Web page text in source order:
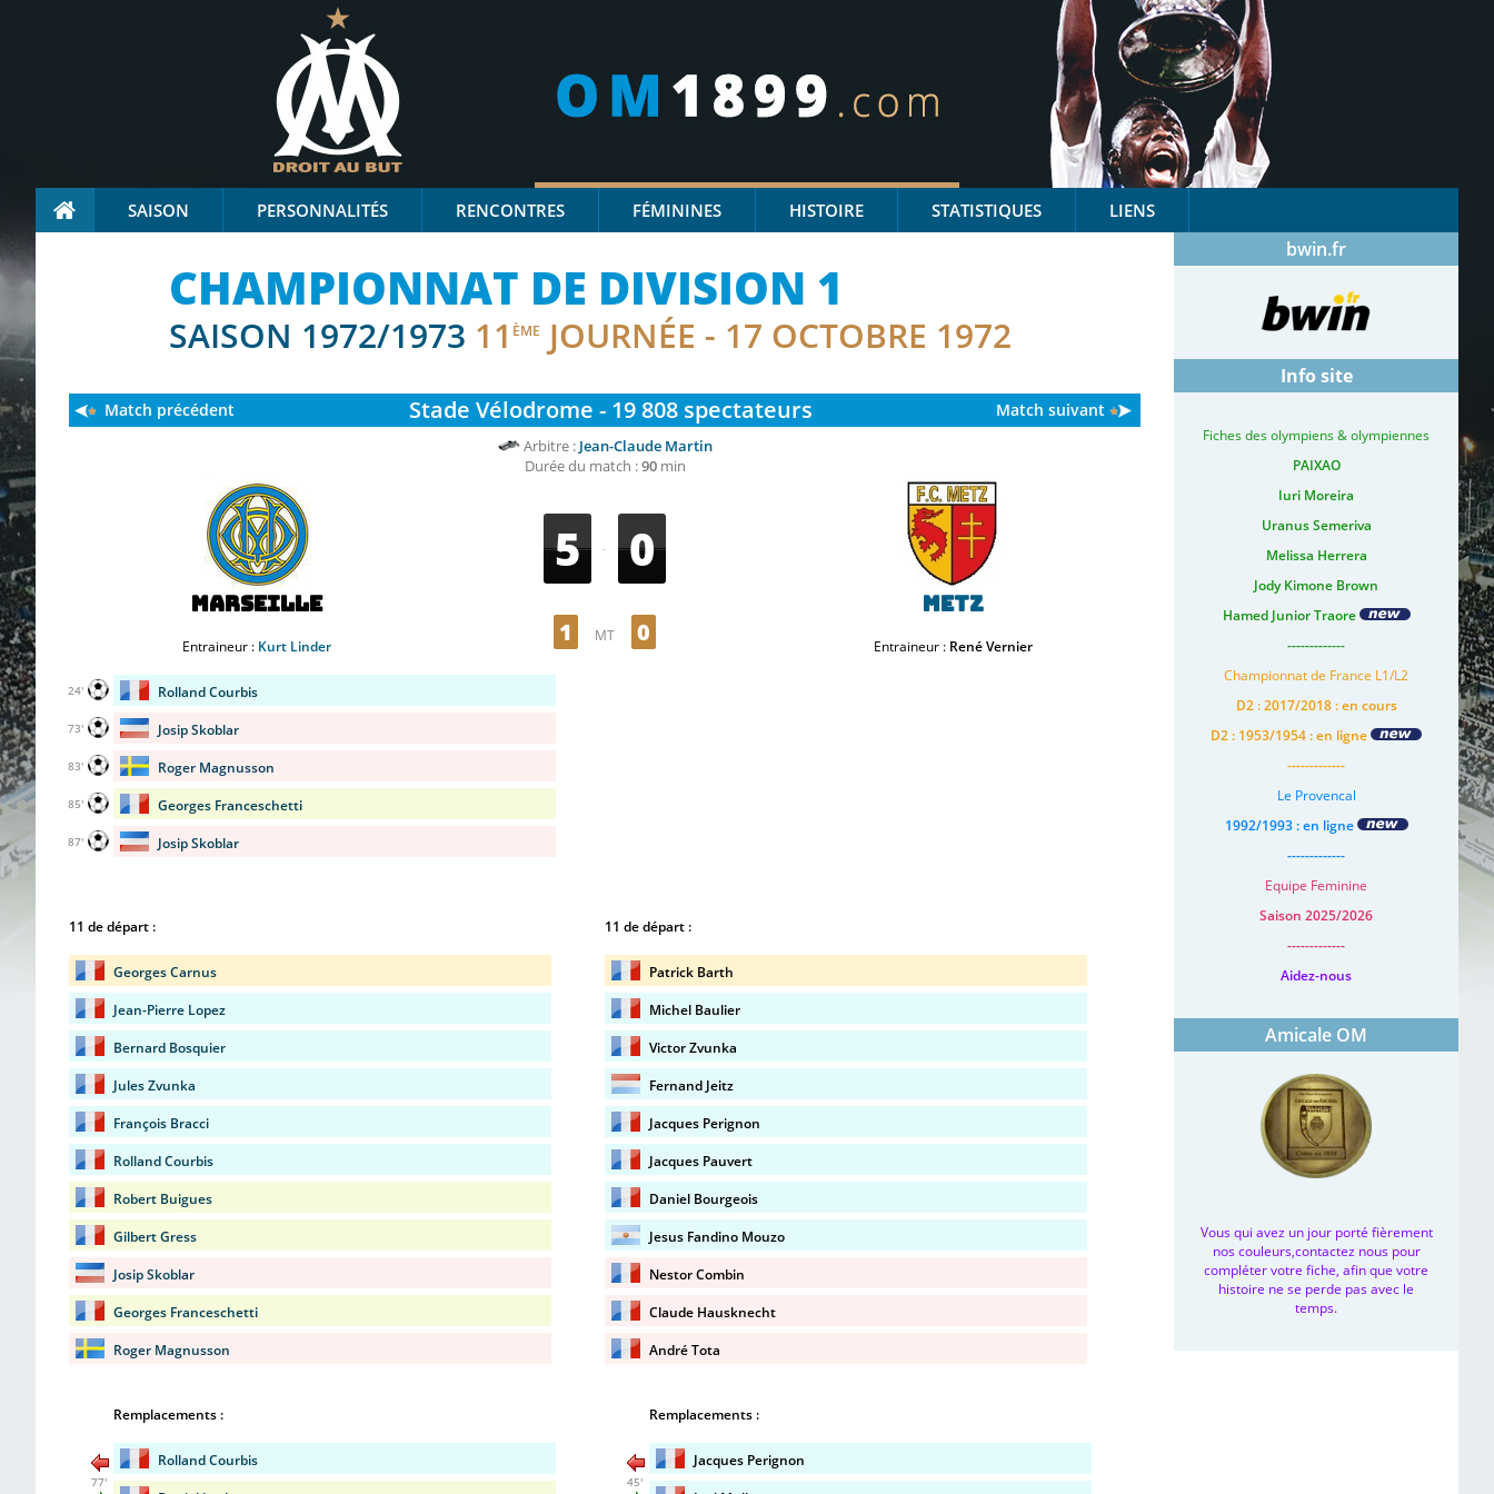
SAISON PERSONNALITÉS RENCONTRES FÉMININES HISTOIRE STATISTIQUES LIENS
CHAMPIONNAT DE DIVISION 1
SAISON 1972/1973 11 ÈME JOURNÉE - 17 OCTOBRE 1972
Stade Vélodrome - 19 808 spectateurs
Match précédent Match suivant
Arbitre : Jean-Claude Martin
Durée du match :90min
Marseille
Entraineur : Kurt Linder
5 - 0
1 MT 0
Metz
Entraineur : René Vernier
Rolland Courbis
24'
Josip Skoblar
73'
Roger Magnusson
83'
Georges Franceschetti
85'
Josip Skoblar
87'
11 de départ :
Georges Carnus
Jean-Pierre Lopez
Bernard Bosquier
Jules Zvunka
François Bracci
Rolland Courbis
Robert Buigues
Gilbert Gress
Josip Skoblar
Georges Franceschetti
Roger Magnusson
11 de départ :
Patrick Barth
Michel Baulier
Victor Zvunka
Fernand Jeitz
Jacques Perignon
Jacques Pauvert
Daniel Bourgeois
Jesus Fandino Mouzo
Nestor Combin
Claude Hausknecht
André Tota
Remplacements :
Rolland Courbis
77'
Remplacements :
Jacques Perignon
45'
bwin.fr
Info site
Fiches des olympiens & olympiennes
PAIXAO
Iuri Moreira
Uranus Semeriva
Melissa Herrera
Jody Kimone Brown
Hamed Junior Traore
-------------
Championnat de France L1/L2
D2 : 2017/2018 : en cours
D2 : 1953/1954 : en ligne
-------------
Le Provencal
1992/1993 : en ligne
-------------
Equipe Feminine
Saison 2025/2026
-------------
Aidez-nous
Amicale OM
Vous qui avez un jour porté fièrement
nos couleurs,contactez nous pour
compléter votre fiche, afin que votre
histoire ne se perde pas avec le
temps.